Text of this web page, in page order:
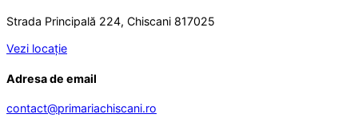
Strada Principală 224, Chiscani 817025
Vezi locație
Adresa de email
contact@primariachiscani.ro